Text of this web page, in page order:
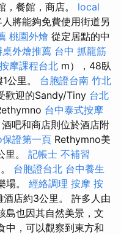
，餐館，商店。 local
將能夠免費使用街道另
桃園外燴 從定居點的中
桌外燴推薦 台中 抓龍筋
摩課程台北 m），48臥
公里。 台胞證台南 竹北
歡迎的Sandy/Tiny 台北
台中泰式按摩
吧和商店則位於酒店附
保證第一頁 Rethymno美
里。 記帳士 不補習
台胞證台北 台中養生
場。 經絡調理 按摩 按
店約3公里。 許多人由
島也因其自然美景，文
中，可以觀察到東方和